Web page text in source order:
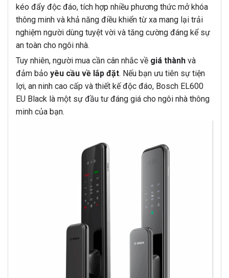
kéo đẩy độc đáo, tích hợp nhiều phương thức mở khóa
thông minh và khả năng điều khiển từ xa mang lại trải
nghiệm người dùng tuyệt vời và tăng cường đáng kể sự
an toàn cho ngôi nhà.
Tuy nhiên, người mua cần cân nhắc về giá thành và
đảm bảo yêu cầu về lắp đặt. Nếu bạn ưu tiên sự tiện
lợi, an ninh cao cấp và thiết kế độc đáo, Bosch EL600
EU Black là một sự đầu tư đáng giá cho ngôi nhà thông
minh của bạn.